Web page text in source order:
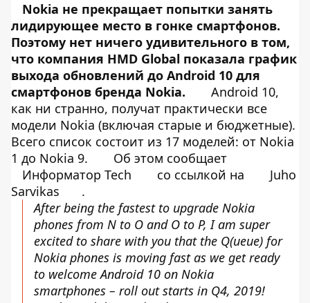
Nokia не прекращает попытки занять
лидирующее место в гонке смартфонов.
Поэтому нет ничего удивительного в том,
что компания HMD Global показала график
выхода обновлений до Android 10 для
смартфонов бренда Nokia.
Android 10,
как ни странно, получат практически все
модели Nokia (включая старые и бюджетные).
Всего список состоит из 17 моделей: от Nokia
1 до Nokia 9.
Об этом сообщает
Информатор Tech
со ссылкой на
Juho
Sarvikas
.
After being the fastest to upgrade Nokia
phones from N to O and O to P, I am super
excited to share with you that the Q(ueue) for
Nokia phones is moving fast as we get ready
to welcome Android 10 on Nokia
smartphones – roll out starts in Q4, 2019!